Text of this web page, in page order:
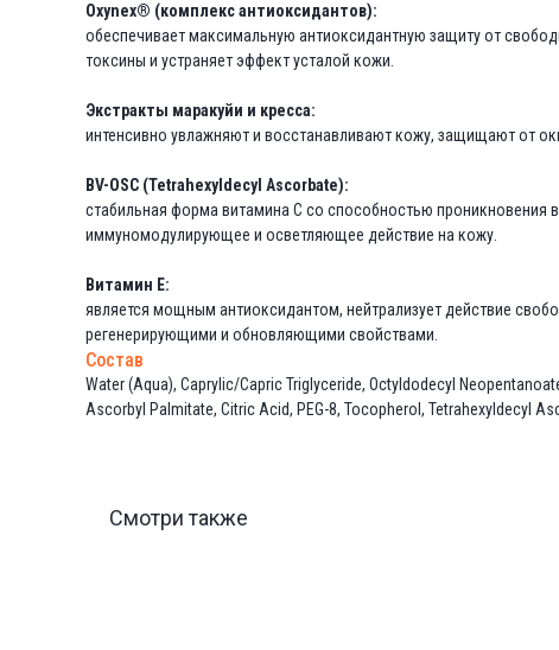
Oxynex® (комплекс антиоксидантов):
обеспечивает максимальную антиоксидантную защиту от
токсины и устраняет эффект усталой кожи.
Экстракты маракуйи и кресса:
интенсивно увлажняют и восстанавливают кожу, защищают от
BV-OSC (Tetrahexyldecyl Ascorbate):
стабильная форма витамина С со способностью проникновения
иммуномодулирующее и осветляющее действие на кожу.
Витамин Е:
является мощным антиоксидантом, нейтрализует действие
регенерирующими и обновляющими свойствами.
Состав
Water (Aqua), Caprylic/Capric Triglyceride, Octyldodecyl
Ascorbyl Palmitate, Citric Acid, PEG-8, Tocopherol, Tetrahexyldecyl
Смотри также